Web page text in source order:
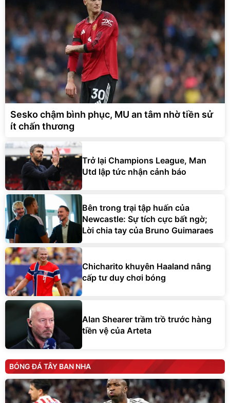
Sesko chậm bình phục, MU an tâm nhờ tiền sử
ít chấn thương
Trở lại Champions League, Man
Utd lập tức nhận cảnh báo
Bên trong trại tập huấn của
Newcastle: Sự tích cực bất ngờ;
Lời chia tay của Bruno Guimaraes
Chicharito khuyên Haaland nâng
cấp tư duy chơi bóng
Alan Shearer trầm trồ trước hàng
tiền vệ của Arteta
BÓNG ĐÁ TÂY BAN NHA